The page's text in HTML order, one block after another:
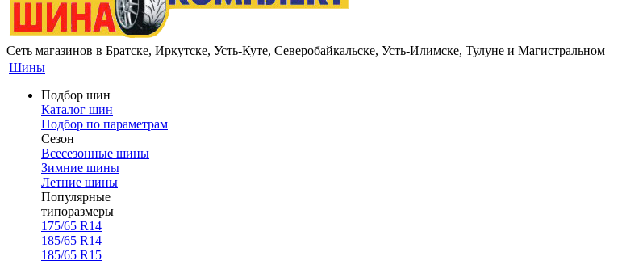
Сеть магазинов в Братске, Иркутске, Усть-Куте, Северобайкальске, Усть-Илимске, Тулуне и Магистральном
Шины
Подбор шин
Каталог шин
Подбор по параметрам
Сезон
Всесезонные шины
Зимние шины
Летние шины
Популярные
типоразмеры
175/65 R14
185/65 R14
185/65 R15